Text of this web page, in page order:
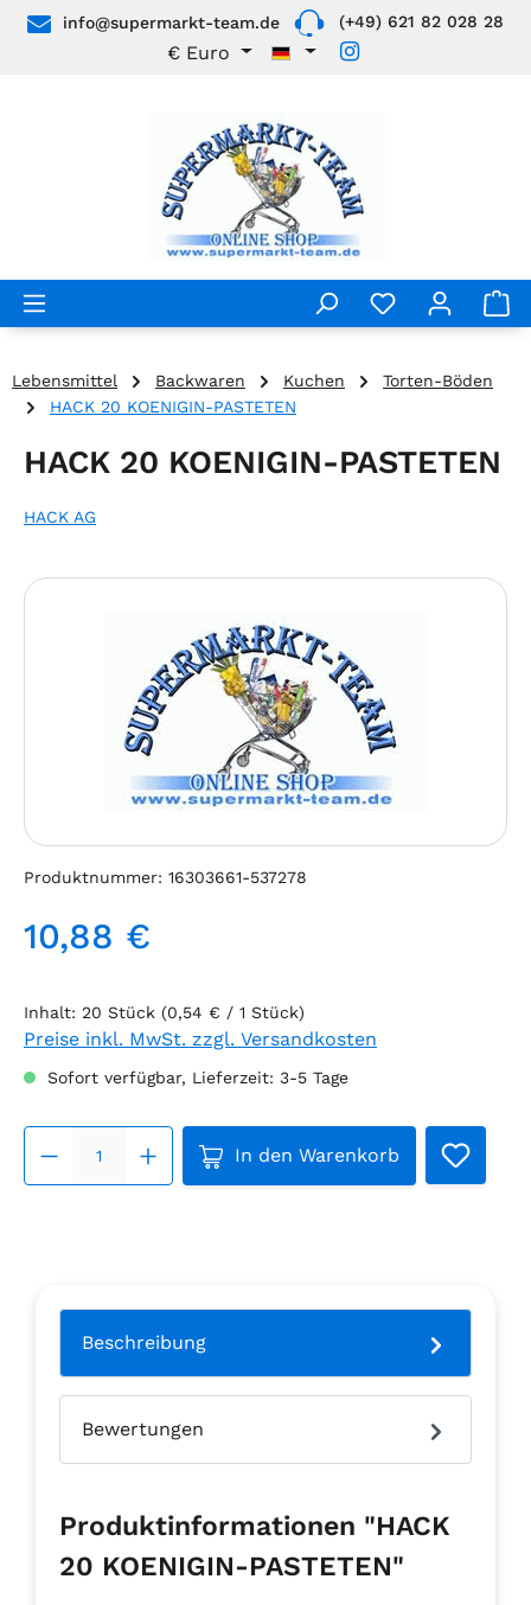
Zum Hauptinhalt springen
info@supermarkt-team.de (+49) 621 82 028 28
€ Euro
Lebensmittel Backwaren Kuchen
Torten-Böden
HACK 20 KOENIGIN-PASTETEN
HACK 20 KOENIGIN-PASTETEN
HACK AG
Bildergalerie überspringen
Produktnummer: 16303661-537278
Regulärer Preis:
10,88 €
Inhalt: 20 Stück (0,54 € / 1 Stück)
Preise inkl. MwSt. zzgl. Versandkosten
Sofort verfügbar, Lieferzeit: 3-5 Tage
Produkt Anzahl: Gib den
In den Warenkorb
Beschreibung
Bewertungen
Produktinformationen "HACK
20 KOENIGIN-PASTETEN"